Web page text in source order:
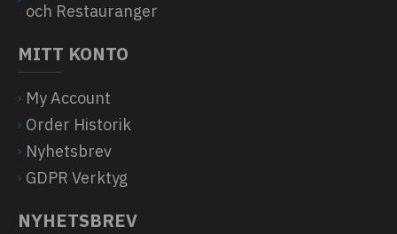
och Restauranger
MITT KONTO
My Account
Order Historik
Nyhetsbrev
GDPR Verktyg
NYHETSBREV